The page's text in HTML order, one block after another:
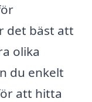
det bäst att
olika
du enkelt
att hitta